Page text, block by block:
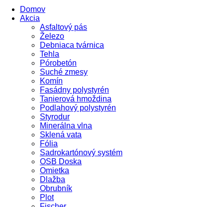
Domov
Akcia
Asfaltový pás
Železo
Debniaca tvárnica
Tehla
Pórobetón
Suché zmesy
Komín
Fasádny polystyrén
Tanierová hmoždina
Podlahový polystyrén
Styrodur
Minerálna vlna
Sklená vata
Fólia
Sadrokartónový systém
OSB Doska
Omietka
Dlažba
Obrubník
Plot